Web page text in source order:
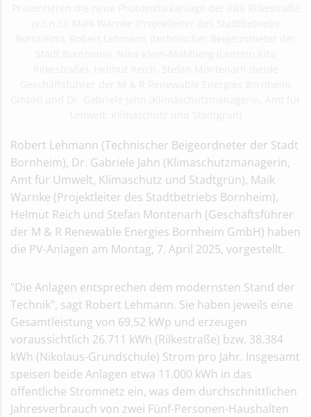
Robert Lehmann (Technischer Beigeordneter der Stadt
Bornheim), Dr. Gabriele Jahn (Klimaschutzmanagerin,
Amt für Umwelt, Klimaschutz und Stadtgrün), Maik
Warnke (Projektleiter des Stadtbetriebs Bornheim),
Helmut Reich und Stefan Montenarh (Geschäftsführer
der M & R Renewable Energies Bornheim GmbH) haben
die PV-Anlagen am Montag, 7. April 2025, vorgestellt.
"Die Anlagen entsprechen dem modernsten Stand der
Technik", sagt Robert Lehmann. Sie haben jeweils eine
Gesamtleistung von 69,52 kWp und erzeugen
voraussichtlich 26.711 kWh (Rilkestraße) bzw. 38.384
kWh (Nikolaus-Grundschule) Strom pro Jahr. Insgesamt
speisen beide Anlagen etwa 11.000 kWh in das
öffentliche Stromnetz ein, was dem durchschnittlichen
Jahresverbrauch von zwei Fünf-Personen-Haushalten